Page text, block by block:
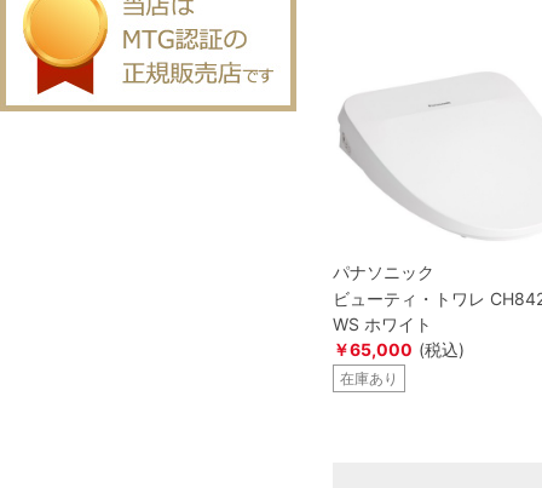
パナソニック
ビューティ・トワレ
WS ホワイト
￥65,000 (税込)
在庫あり